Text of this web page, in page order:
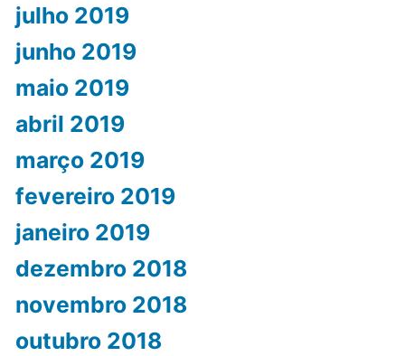
julho 2019
junho 2019
maio 2019
abril 2019
março 2019
fevereiro 2019
janeiro 2019
dezembro 2018
novembro 2018
outubro 2018